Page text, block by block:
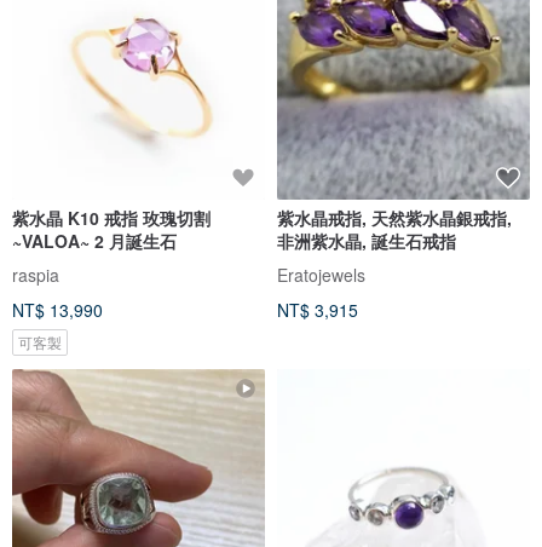
紫水晶 K10 戒指 玫瑰切割
~VALOA~ 2 月誕生石
raspia
NT$ 13,990
可客製
紫水晶戒指, 天然紫水晶銀戒指,
非洲紫水晶, 誕生石戒指
Eratojewels
NT$ 3,915